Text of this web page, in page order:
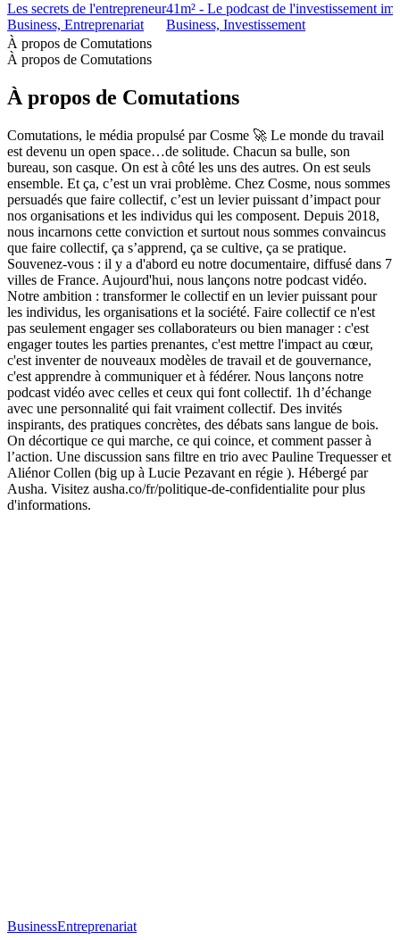
Les secrets de l'entrepreneur
Business, Entreprenariat
41m² - Le podcast de l'investissement
Business, Investissement
À propos de Comutations
À propos de Comutations
À propos de Comutations
Comutations, le média propulsé par Cosme 🚀 Le monde du travail
est devenu un open space…de solitude. Chacun sa bulle, son
bureau, son casque. On est à côté les uns des autres. On est seuls
ensemble. Et ça, c’est un vrai problème. Chez Cosme, nous sommes
persuadés que faire collectif, c’est un levier puissant d’impact pour
nos organisations et les individus qui les composent. Depuis 2018,
nous incarnons cette conviction et surtout nous sommes convaincus
que faire collectif, ça s’apprend, ça se cultive, ça se pratique.
Souvenez-vous : il y a d'abord eu notre documentaire, diffusé dans 7
villes de France. Aujourd'hui, nous lançons notre podcast vidéo.
Notre ambition : transformer le collectif en un levier puissant pour
les individus, les organisations et la société. Faire collectif ce n'est
pas seulement engager ses collaborateurs ou bien manager : c'est
engager toutes les parties prenantes, c'est mettre l'impact au cœur,
c'est inventer de nouveaux modèles de travail et de gouvernance,
c'est apprendre à communiquer et à fédérer. Nous lançons notre
podcast vidéo avec celles et ceux qui font collectif. 1h d’échange
avec une personnalité qui fait vraiment collectif. Des invités
inspirants, des pratiques concrètes, des débats sans langue de bois.
On décortique ce qui marche, ce qui coince, et comment passer à
l’action. Une discussion sans filtre en trio avec Pauline Trequesser et
Aliénor Collen (big up à Lucie Pezavant en régie ). Hébergé par
Ausha. Visitez ausha.co/fr/politique-de-confidentialite pour plus
d'informations.
BusinessEntreprenariat